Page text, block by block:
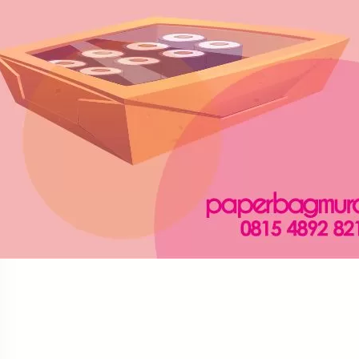
Social Links
Facebook Twitter LinkedIn Instagram